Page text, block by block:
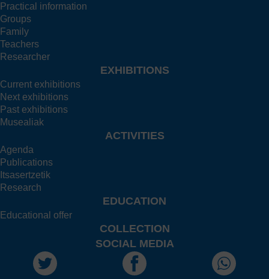
Practical information
Groups
Family
Teachers
Researcher
EXHIBITIONS
Current exhibitions
Next exhibitions
Past exhibitions
Musealiak
ACTIVITIES
Agenda
Publications
Itsasertzetik
Research
EDUCATION
Educational offer
COLLECTION
SOCIAL MEDIA